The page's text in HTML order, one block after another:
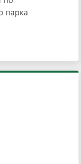
парка